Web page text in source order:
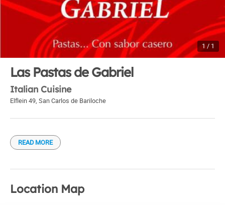
1 / 1
Las Pastas de Gabriel
Italian Cuisine
Elflein 49, San Carlos de Bariloche
READ MORE
Location Map